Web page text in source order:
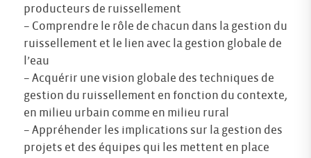
producteurs de ruissellement
– Comprendre le rôle de chacun dans la gestion du
ruissellement et le lien avec la gestion globale de
l’eau
– Acquérir une vision globale des techniques de
gestion du ruissellement en fonction du contexte,
en milieu urbain comme en milieu rural
– Appréhender les implications sur la gestion des
projets et des équipes qui les mettent en place